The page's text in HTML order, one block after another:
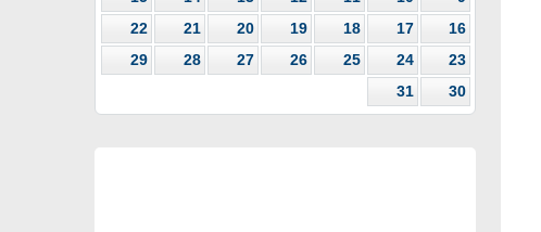
16
17
18
19
20
21
22
23
24
25
26
27
28
29
30
31